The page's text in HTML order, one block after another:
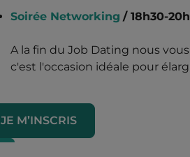
Soirée Networking / 18h30-
A la fin du Job Dating nous
c'est l'occasion idéale pour
JE M’INSCRIS